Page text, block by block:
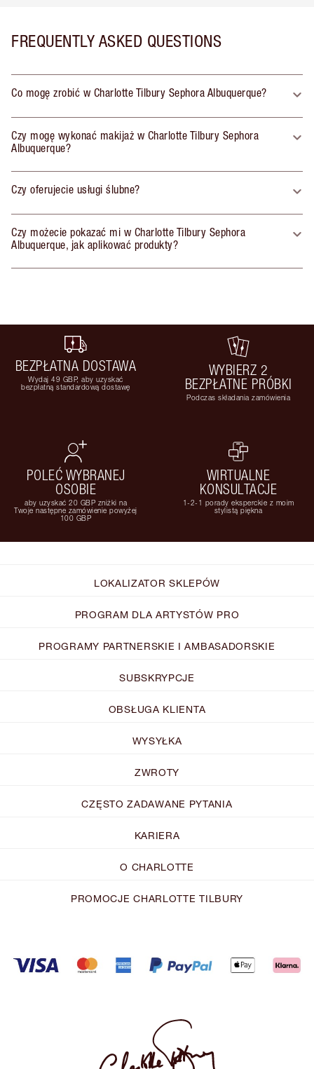
FREQUENTLY ASKED QUESTIONS
Co mogę zrobić w Charlotte Tilbury Sephora Albuquerque?
Czy mogę wykonać makijaż w Charlotte Tilbury Sephora
Albuquerque?
Czy oferujecie usługi ślubne?
Czy możecie pokazać mi w Charlotte Tilbury Sephora
Albuquerque, jak aplikować produkty?
BEZPŁATNA DOSTAWA
Wydaj 49 GBP, aby uzyskać
bezpłatną standardową dostawę
WYBIERZ 2
BEZPŁATNE PRÓBKI
Podczas składania zamówienia
POLEĆ WYBRANEJ
OSOBIE
aby uzyskać 20 GBP zniżki na
Twoje następne zamówienie powyżej
100 GBP
WIRTUALNE
KONSULTACJE
1-2-1 porady eksperckie z moim
stylistą piękna
LOKALIZATOR SKLEPÓW
PROGRAM DLA ARTYSTÓW PRO
PROGRAMY PARTNERSKIE I AMBASADORSKIE
SUBSKRYPCJE
OBSŁUGA KLIENTA
WYSYŁKA
ZWROTY
CZĘSTO ZADAWANE PYTANIA
KARIERA
O CHARLOTTE
PROMOCJE CHARLOTTE TILBURY